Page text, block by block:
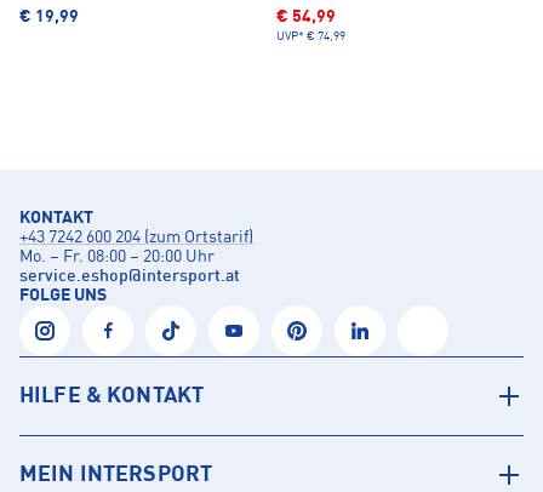
€ 19,99 € 54,99
UVP* € 74,99
KONTAKT
+43 7242 600 204 (zum Ortstarif)
Mo. – Fr. 08:00 – 20:00 Uhr
service.eshop@intersport.at
FOLGE UNS
HILFE & KONTAKT
MEIN INTERSPORT